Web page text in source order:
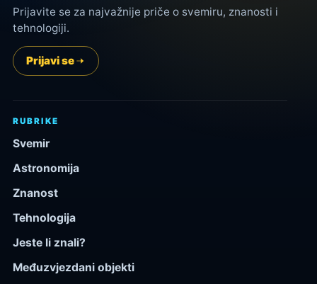
Prijavite se za najvažnije priče o svemiru, znanosti i
tehnologiji.
Prijavi se
RUBRIKE
Svemir
Astronomija
Znanost
Tehnologija
Jeste li znali?
Međuzvjezdani objekti